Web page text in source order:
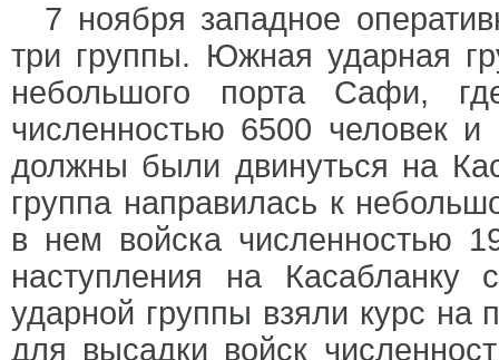
7 ноября западное
три группы. Южная ударная
небольшого порта Сафи,
численностью 6500 человек
должны были двинуться на
группа направилась к
в нем войска численностью
наступления на
ударной группы взяли курс
для высадки войск